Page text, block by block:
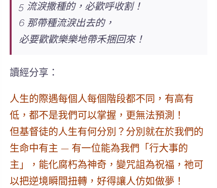
5 流淚撒種的，必歡呼收割！
6 那帶種流淚出去的，
必要歡歡樂樂地帶禾捆回來！
讀經分享：
人生的際遇每個人每個階段都不同，有高有
低，都不是我們可以掌握，更無法預測！
但基督徒的人生有何分別？分別就在於我們的
生命中有主 — 有一位能為我們「行大事的
主」
，能化腐朽為神奇，變咒詛為祝福，祂可
以把逆境瞬間扭轉，好得讓人仿如做夢！